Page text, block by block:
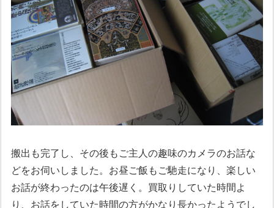
搬出も完了し、その後もご主人の趣味のカメラのお話な
どをお伺いしました。お昼ご飯もご馳走になり、楽しい
お話が終わったのは午後遅く。買取りしていた時間よ
り、お話をしていた時間の方がかなり長かったようでし